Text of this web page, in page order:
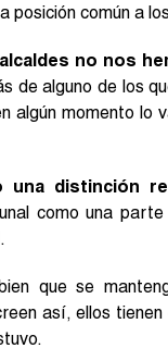
posición común a
no nos
de alguno de los
algún momento lo
una distinción
como una
que se
así, ellos